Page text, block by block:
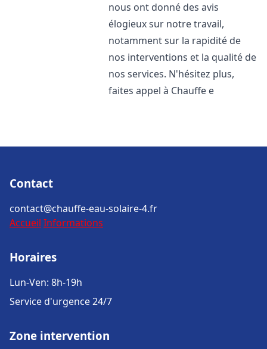
nous ont donné des avis
élogieux sur notre travail,
notamment sur la rapidité de
nos interventions et la qualité de
nos services. N'hésitez plus,
faites appel à Chauffe e
Contact
contact@chauffe-eau-solaire-4.fr
Accueil Informations
Horaires
Lun-Ven: 8h-19h
Service d'urgence 24/7
Zone intervention